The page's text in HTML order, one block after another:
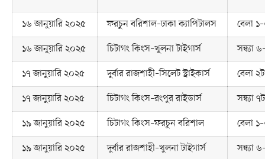
১৬ জানুয়ারি ২০২৫ ফরচুন বরিশাল–ঢাকা ক্যাপিটালস
বেলা
১৬ জানুয়ারি ২০২৫
চিটাগং কিংস–খুলনা টাইগার্স
সন্ধ্যা
১৭ জানুয়ারি ২০২৫
দুর্বার রাজশাহী–সিলেট স্ট্রাইকার্স
বেলা
১৭ জানুয়ারি ২০২৫
চিটাগং কিংস–রংপুর রাইডার্স
সন্ধ্যা
১৯ জানুয়ারি ২০২৫
চিটাগং কিংস–ফরচুন বরিশাল
বেলা
১৯ জানুয়ারি ২০২৫
দুর্বার রাজশাহী–খুলনা টাইগার্স
সন্ধ্যা